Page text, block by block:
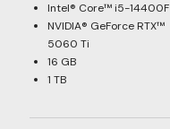
Intel® Core™ i5-14400F
NVIDIA® GeForce RTX™
5060 Ti
16 GB
1 TB